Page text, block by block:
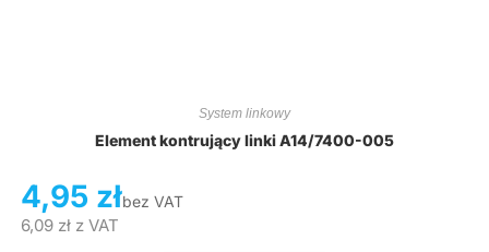
System linkowy
Element kontrujący linki A14/7400-005
4,95 złbez VAT
6,09 złz VAT